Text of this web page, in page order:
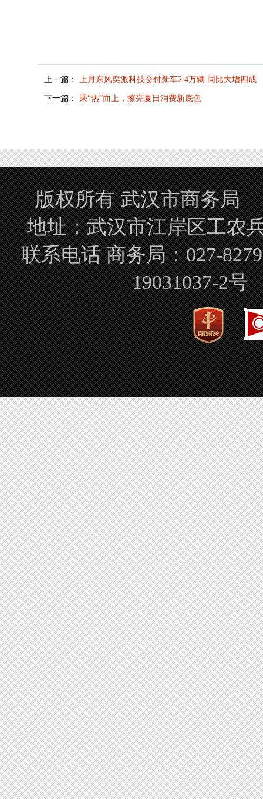
上一篇： 上月东风奕派科技交付新车2.4万辆 同比大增四成
下一篇： 乘“热”而上，擦亮夏日消费新底色
版权所有 武汉市商务局
地址：武汉市江岸区工
联系电话 商务局：027-
19031037-2号